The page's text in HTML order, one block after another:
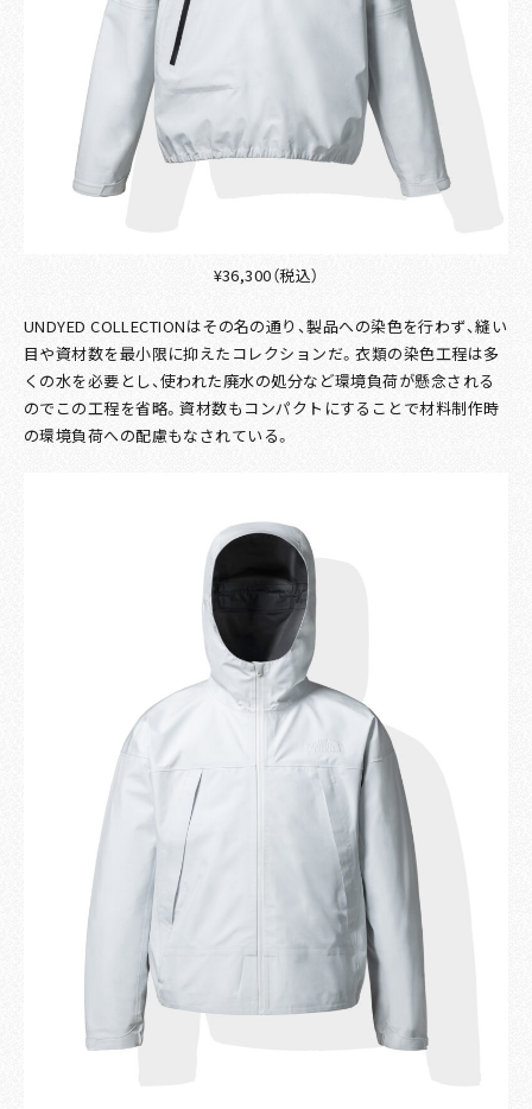
¥36,300（税込）
UNDYED COLLECTIONはその名の通り、製品への染色を行わず、縫い
目や資材数を最小限に抑えたコレクションだ。衣類の染色工程は多
くの水を必要とし、使われた廃水の処分など環境負荷が懸念される
のでこの工程を省略。資材数もコンパクトにすることで材料制作時
の環境負荷への配慮もなされている。